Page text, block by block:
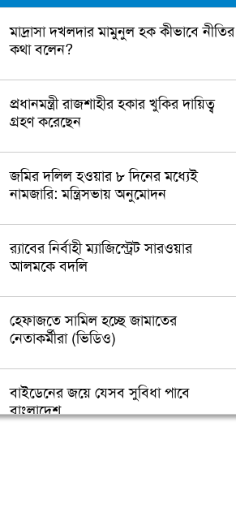
মাদ্রাসা দখলদার মামুনুল হক কীভাবে নীতির
কথা বলেন?
প্রধানমন্ত্রী রাজশাহীর হকার খুকির দায়িত্ব
গ্রহণ করেছেন
জমির দলিল হওয়ার ৮ দিনের মধ্যেই
নামজারি: মন্ত্রিসভায় অনুমোদন
র‌্যাবের নির্বাহী ম্যাজিস্ট্রেট সারওয়ার
আলমকে বদলি
হেফাজতে সামিল হচ্ছে জামাতের
নেতাকর্মীরা (ভিডিও)
বাইডেনের জয়ে যেসব সুবিধা পাবে
বাংলাদেশ